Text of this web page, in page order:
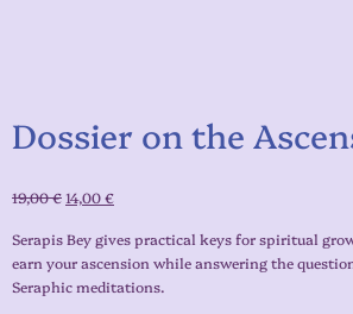
Dossier on the
19,00€ 14,00€
Serapis Bey gives practical keys for spiritual
earn your ascension while answering the
Seraphic meditations.